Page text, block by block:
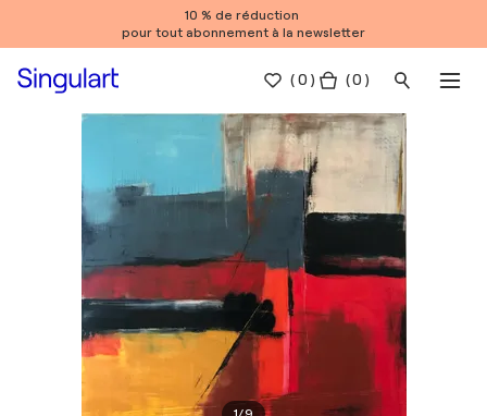
10 % de réduction
pour tout abonnement à la newsletter
(0 ) ( 0 )